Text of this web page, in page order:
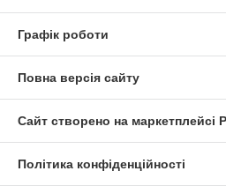
Графік роботи
Повна версія сайту
Сайт створено на маркетплейсі
Політика конфіденційності